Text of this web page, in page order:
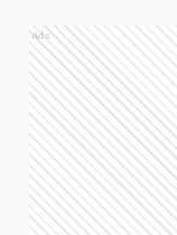
Ads